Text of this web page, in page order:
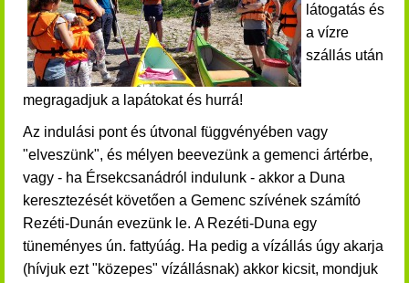
látogatás és
a vízre
szállás után
megragadjuk a lapátokat és hurrá!
Az indulási pont és útvonal függvényében vagy
"elveszünk", és mélyen beevezünk a gemenci ártérbe,
vagy - ha Érsekcsanádról indulunk - akkor a Duna
keresztezését követően a Gemenc szívének számító
Rezéti-Dunán evezünk le. A Rezéti-Duna egy
tüneményes ún. fattyúág. Ha pedig a vízállás úgy akarja
(hívjuk ezt "közepes" vízállásnak) akkor kicsit, mondjuk